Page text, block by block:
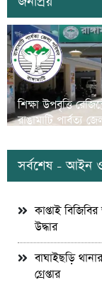
শিক্ষা উপবৃত্তি
রাঙামাটি পার্বত্য
সর্বশেষ - আইন
কাপ্তাই
উদ্ধার
বাঘাইছড়ি
গ্রেপ্তার